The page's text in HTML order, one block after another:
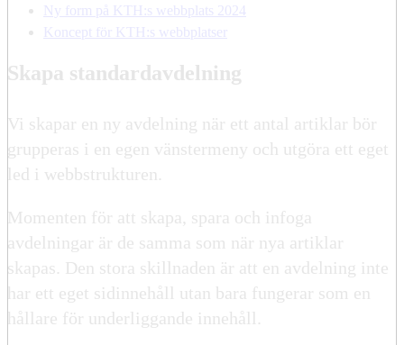
Ny form på KTH:s webbplats 2024
Koncept för KTH:s webbplatser
Skapa standardavdelning
Vi skapar en ny avdelning när ett antal artiklar bör
grupperas i en egen vänstermeny och utgöra ett eget
led i webbstrukturen.
Momenten för att skapa, spara och infoga
avdelningar är de samma som när nya artiklar
skapas. Den stora skillnaden är att en avdelning inte
har ett eget sidinnehåll utan bara fungerar som en
hållare för underliggande innehåll.